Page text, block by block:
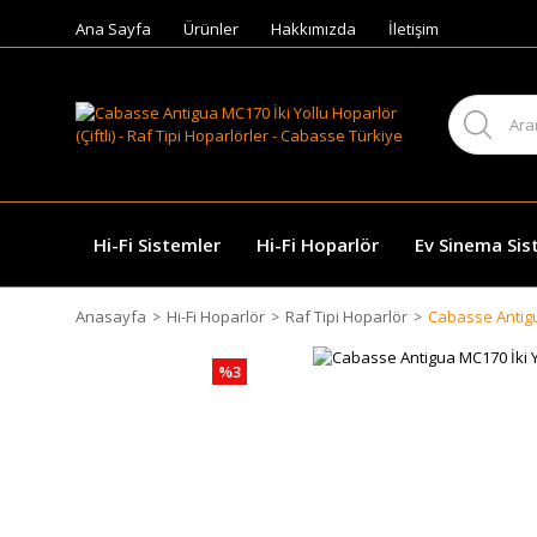
Ana Sayfa Ürünler Hakkımızda İletişim
Hi-Fi Sistemler Hi-Fi Hoparlör Ev Sinema
Anasayfa Hi-Fi Hoparlör Raf Tipi Hoparlör Cabasse
%3